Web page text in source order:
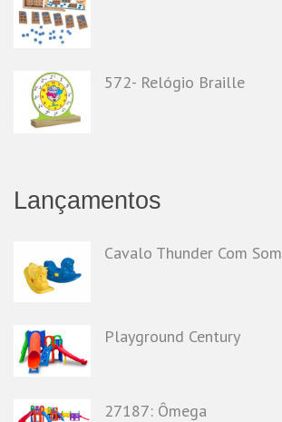
572- Relógio Braille
Lançamentos
Cavalo Thunder Com Som
Playground Century
27187: Ômega